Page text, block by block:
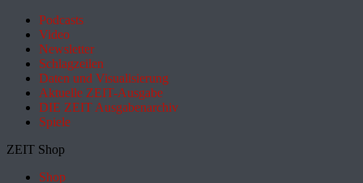
Podcasts
Video
Newsletter
Schlagzeilen
Daten und Visualisierung
Aktuelle ZEIT-Ausgabe
DIE ZEIT Ausgabenarchiv
Spiele
ZEIT Shop
Shop